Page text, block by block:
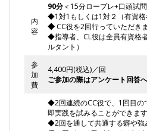
内
容
90分＜15分ロープレ+口頭試
◆1対1もしくは1対２（有資
◆ CC役を2回行っていただき
◆指導者、CL役は全員有資格
ルタント）
参
加
費
4,400円(税込)／回
ご参加の際はアンケート回答
◆2回連続のCC役で、1回目の
即実践を試みることができます
◆2回を通して共通する癖や強